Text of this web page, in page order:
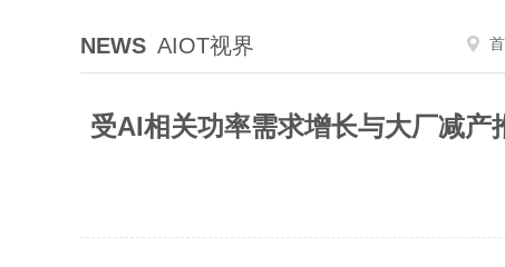
NEWS AIOT视界
受AI相关功率需求增长与大厂减